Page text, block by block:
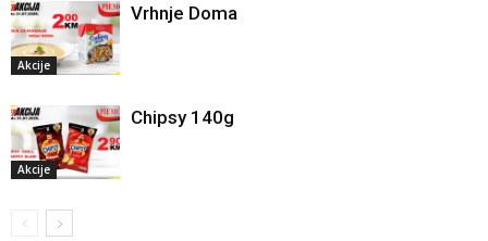
Akcije
Vrhnje Doma
Akcije
Chipsy 140g